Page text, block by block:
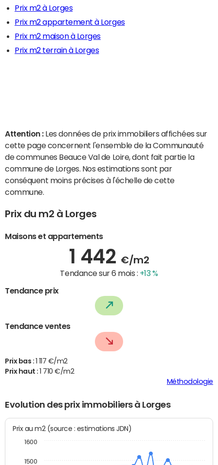
Prix m2 à Lorges
Prix m2 appartement à Lorges
Prix m2 maison à Lorges
Prix m2 terrain à Lorges
Attention : Les données de prix immobiliers affichées sur
cette page concernent l'ensemble de la Communauté
de communes Beauce Val de Loire, dont fait partie la
commune de Lorges. Nos estimations sont par
conséquent moins précises à l'échelle de cette
commune.
Prix du m2 à Lorges
Maisons et appartements
1 442 €/m2
Tendance sur 6 mois : +13 %
Tendance prix
Tendance ventes
Prix bas :
1 117 €/m2
Prix haut :
1 710 €/m2
Méthodologie
Evolution des prix immobiliers à Lorges
Prix au m2 (source : estimations JDN)
1500
1600